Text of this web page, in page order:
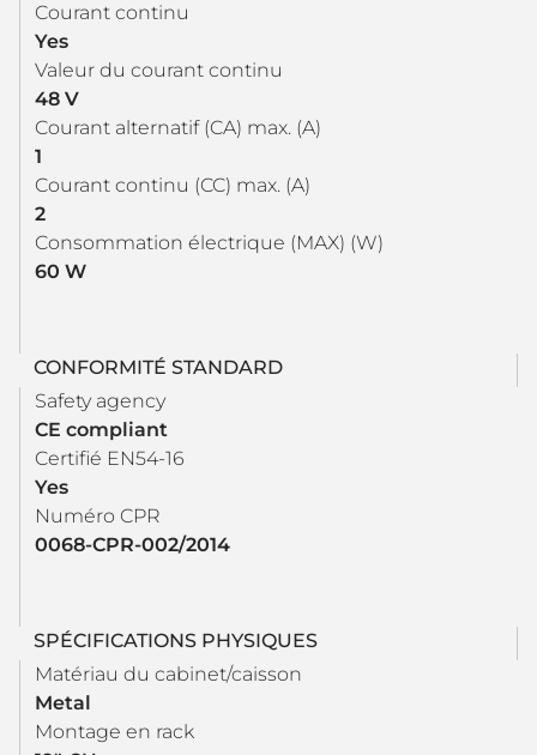
Courant continu
Yes
Valeur du courant continu
48 V
Courant alternatif (CA) max. (A)
1
Courant continu (CC) max. (A)
2
Consommation électrique (MAX) (W)
60 W
CONFORMITÉ STANDARD
Safety agency
CE compliant
Certifié EN54-16
Yes
Numéro CPR
0068-CPR-002/2014
SPÉCIFICATIONS PHYSIQUES
Matériau du cabinet/caisson
Metal
Montage en rack